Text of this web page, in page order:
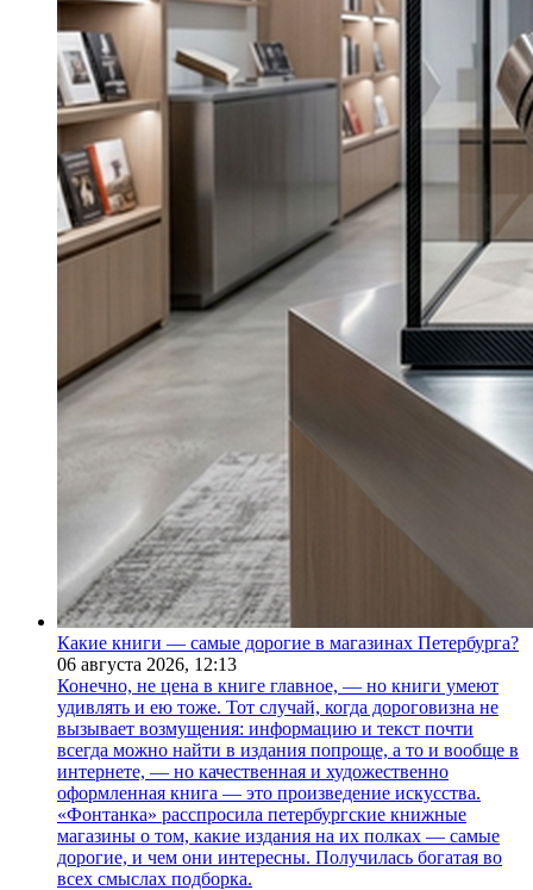
Какие книги — самые дорогие в магазинах Петербурга?
06 августа 2026, 12:13
Конечно, не цена в книге главное, — но книги умеют
удивлять и ею тоже. Тот случай, когда дороговизна не
вызывает возмущения: информацию и текст почти
всегда можно найти в издания попроще, а то и вообще в
интернете, — но качественная и художественно
оформленная книга — это произведение искусства.
«Фонтанка» расспросила петербургские книжные
магазины о том, какие издания на их полках — самые
дорогие, и чем они интересны. Получилась богатая во
всех смыслах подборка.